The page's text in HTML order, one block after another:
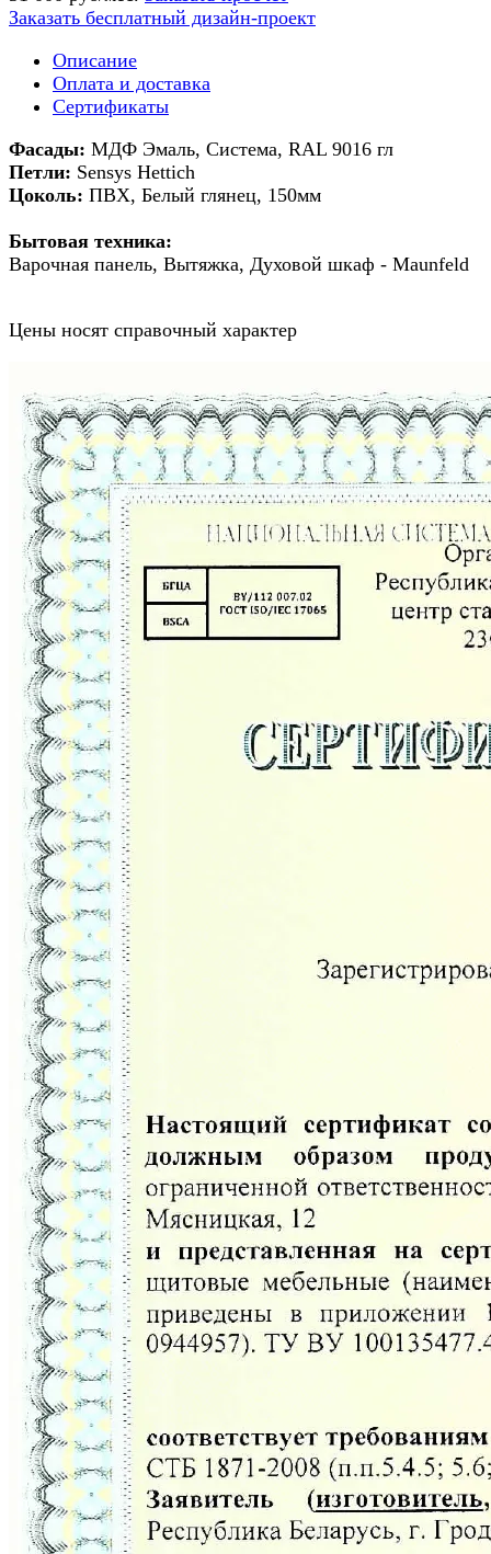
Заказать бесплатный дизайн-проект
Описание
Оплата и доставка
Сертификаты
Фасады: МДФ Эмаль, Система, RAL 9016 гл
Петли: Sensys Hettich
Цоколь: ПВХ, Белый глянец, 150мм
Бытовая техника:
Варочная панель, Вытяжка, Духовой шкаф - Maunfeld
Цены носят справочный характер